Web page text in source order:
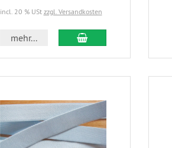
incl. 20 % USt zzgl. Versandkosten
mehr...